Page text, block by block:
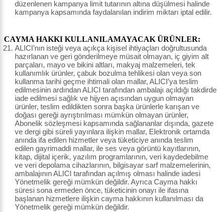
düzenlenen kampanya limit tutarının altına düşülmesi halinde
kampanya kapsamında faydalanılan indirim miktarı iptal edilir.
CAYMA HAKKI KULLANILAMAYACAK ÜRÜNLER:
ALICI’nın isteği veya açıkça kişisel ihtiyaçları doğrultusunda
hazırlanan ve geri gönderilmeye müsait olmayan, iç giyim alt
parçaları, mayo ve bikini altları, makyaj malzemeleri, tek
kullanımlık ürünler, çabuk bozulma tehlikesi olan veya son
kullanma tarihi geçme ihtimali olan mallar, ALICI’ya teslim
edilmesinin ardından ALICI tarafından ambalajı açıldığı takdirde
iade edilmesi sağlık ve hijyen açısından uygun olmayan
ürünler, teslim edildikten sonra başka ürünlerle karışan ve
doğası gereği ayrıştırılması mümkün olmayan ürünler,
Abonelik sözleşmesi kapsamında sağlananlar dışında, gazete
ve dergi gibi süreli yayınlara ilişkin mallar, Elektronik ortamda
anında ifa edilen hizmetler veya tüketiciye anında teslim
edilen gayrimaddi mallar, ile ses veya görüntü kayıtlarının,
kitap, dijital içerik, yazılım programlarının, veri kaydedebilme
ve veri depolama cihazlarının, bilgisayar sarf malzemelerinin,
ambalajının ALICI tarafından açılmış olması halinde iadesi
Yönetmelik gereği mümkün değildir. Ayrıca Cayma hakkı
süresi sona ermeden önce, tüketicinin onayı ile ifasına
başlanan hizmetlere ilişkin cayma hakkının kullanılması da
Yönetmelik gereği mümkün değildir.